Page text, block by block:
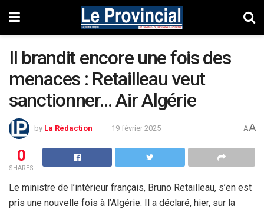
Il brandit encore une fois des
menaces : Retailleau veut
sanctionner… Air Algérie
by La Rédaction 19 février 2025 AA
0
SHARES
Le ministre de l’intérieur français, Bruno Retailleau, s’en est
pris une nouvelle fois à l’Algérie. Il a déclaré, hier, sur la